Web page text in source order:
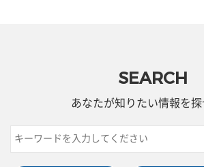
SEARCH
あなたが知りたい情報を